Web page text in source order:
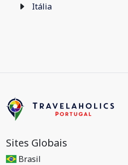
Itália
Sites Globais
Brasil